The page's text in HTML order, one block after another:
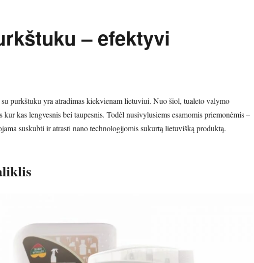
– efektyvi
purkštuku yra atradimas kiekvienam lietuviui. Nuo šiol, tualeto valymo
kur kas lengvesnis bei taupesnis. Todėl nusivylusiems esamomis priemonėmis –
suskubti ir atrasti nano technologijomis sukurtą lietuvišką produktą.